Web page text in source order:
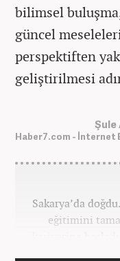
bilimsel
güncel
perspektiften
geliştirilmesi
Şule
Haber7.com - İnternet
Sakarya’da
eğitimini
kariyerine